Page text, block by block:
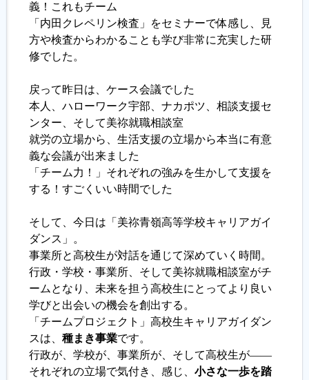
義！これもチーム
「内田クレペリン検査」をセミナーで体感し、見
方や検査からわかることも学び非常に充実した研
修でした。
戻って昨日は、ケース会議でした
本人、ハローワーク宇部、ナカポツ、相談支援セ
ンター、そして美祢就職相談室
就労の立場から、生活支援の立場から本当に有意
義な会議が出来ました
「チーム力！」それぞれの強みを生かして支援を
する！すごくいい時間でした
そして、今日は「美祢青嶺高等学校キャリアガイ
ダンス」。
事業所と高校生が対話を通じて深めていく時間。
行政・学校・事業所、そして美祢就職相談室がチ
ームとなり、未来を担う高校生にとってより良い
学びと出会いの機会を創出する。
「チームプロジェクト」高校生キャリアガイダン
スは、 種まき事業です。
行政が、学校が、事業所が、そして高校生が――
それぞれの立場で気付き、感じ、 小さな一歩を踏